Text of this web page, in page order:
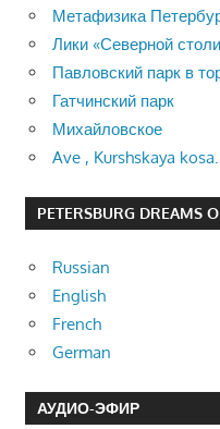
Метафизика
Лики «Северной
Павловский парк в
Гатчинский парк
Михайловское
Ave , Kurshskaya
PETERSBURG DREAMS
Russian
English
French
German
АУДИО-ЭФИР